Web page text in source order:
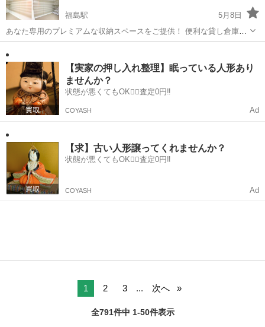
福島駅
5月8日
あなた専用のプレミアムな収納スペースをご提供！ 便利な貸し倉庫に
収納して、ゆとりのある生活を送りませんか？ --------- 猛暑を快適に！
【実家の押し入れ整理】眠っている人形あり
ませんか？
状態が悪くてもOK🙆‍♀️査定0円‼️
COYASH Ad
【求】古い人形譲ってくれませんか？
状態が悪くてもOK🙆‍♀️査定0円‼️
COYASH Ad
1 2 3 ... 次へ
全791件中 1-50件表示